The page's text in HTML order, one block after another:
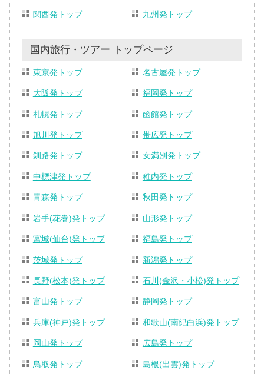
関西発トップ 九州発トップ
国内旅行・ツアー トップページ
東京発トップ 名古屋発トップ
大阪発トップ 福岡発トップ
札幌発トップ 函館発トップ
旭川発トップ 帯広発トップ
釧路発トップ 女満別発トップ
中標津発トップ 稚内発トップ
青森発トップ 秋田発トップ
岩手(花巻)発トップ 山形発トップ
宮城(仙台)発トップ 福島発トップ
茨城発トップ 新潟発トップ
長野(松本)発トップ 石川(金沢・小松)発トップ
富山発トップ 静岡発トップ
兵庫(神戸)発トップ 和歌山(南紀白浜)発トップ
岡山発トップ 広島発トップ
鳥取発トップ 島根(出雲)発トップ